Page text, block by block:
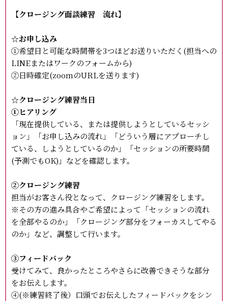
【クロージング面談練習 流れ】
☆お申し込み
①希望日と可能な時間帯を3つほどお送りいただく(担当への
LINEまたはワークのフォームから)
②日時確定(zoomのURLを送ります)
☆クロージング練習当日
①ヒアリング
「現在提供している、または提供しようとしているセッシ
ョン」「お申し込みの流れ」「どういう層にアプローチし
ている、しようとしているのか」「セッションの所要時間
(予測でもOK)」などを確認します。
②クロージング練習
担当がお客さん役となって、クロージング練習をします。
※その方の進み具合やご希望によって「セッションの流れ
を全部やるのか」「クロージング部分をフォーカスしてやる
のか」など、調整して行います。
③フィードバック
受けてみて、良かったところやさらに改善できそうな部分
をお伝えします。
④(※練習終了後）口頭でお伝えしたフィードバックをシン